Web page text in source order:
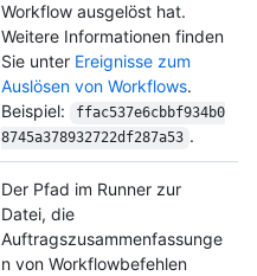
Workflow ausgelöst hat.
Weitere Informationen finden
Sie unter Ereignisse zum
Auslösen von Workflows.
Beispiel:
ffac537e6cbbf934b0
8745a378932722df287a53 .
Der Pfad im Runner zur
Datei, die
Auftragszusammenfassunge
n von Workflowbefehlen